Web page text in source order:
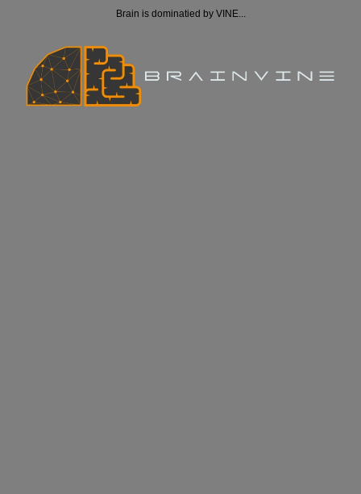
Brain is dominatied by VINE...